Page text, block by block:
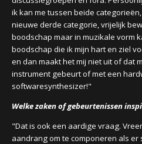
ik kan me tussen beide
nieuwe derde categorie, vrijelijk
boodschap maar in muzikale vorm
boodschap die ik mijn hart en ziel
en dan maakt het mij niet uit of dat
instrument gebeurt of met een
softwaresynthesizer!"
Welke zaken of gebeurtenissen
"Dat is ook een aardige vraag.
aandrang om te componeren als